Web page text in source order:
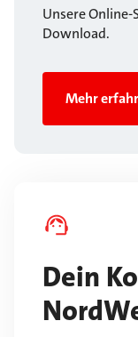
Unsere Online-
Download.
Mehr
Dein